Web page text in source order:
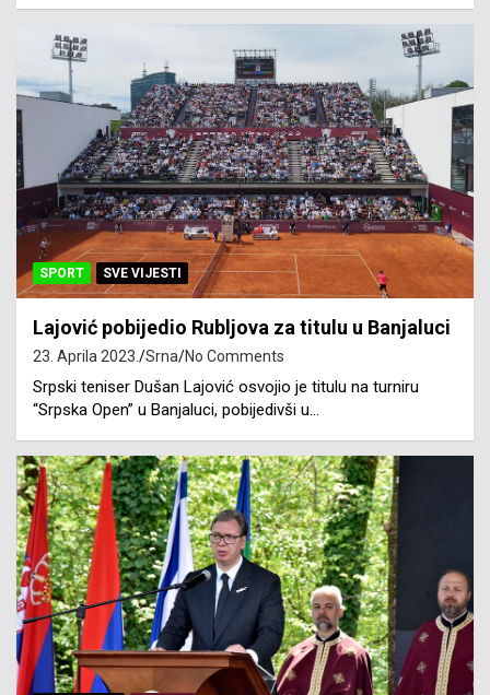
SPORT SVE VIJESTI
Lajović pobijedio Rubljova za titulu u Banjaluci
23. Aprila 2023. Srna No Comments
Srpski teniser Dušan Lajović osvojio je titulu na turniru
“Srpska Open” u Banjaluci, pobijedivši u…